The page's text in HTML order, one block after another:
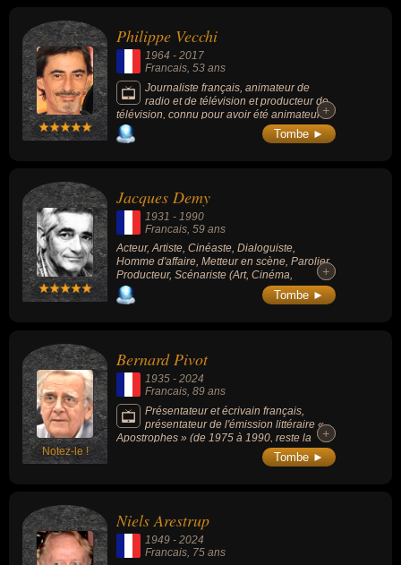
Philippe Vecchi
1964 - 2017
Francais, 53 ans
Journaliste français, animateur de
radio et de télévision et producteur de
télévision, connu pour avoir été animateur
sur Canal+ en animant l'émission culte
«Nulle part ailleurs» pendant 3 ans. Il avait
Devoise. Il présentera d'ailleurs la der de
cette émission culte avec Isabelle Giordano
en 2001. Spécialisé dans le cinéma, il a
également travaillé pour Libération, Les
Inrocks, Le Nouvel Obs, France Inter, Radio
Nova ou encore Europe 1.
+
+
Tombe ►
Jacques Demy
1931 - 1990
Francais, 59 ans
Acteur, Artiste, Cinéaste, Dialoguiste,
Homme d'affaire, Metteur en scène, Parolier,
Producteur, Scénariste (Art, Cinéma,
Télévision).
+
+
Tombe ►
Notez-le !
Bernard Pivot
1935 - 2024
Francais, 89 ans
Présentateur et écrivain français,
présentateur de l'émission littéraire «
Apostrophes » (de 1975 à 1990, reste la
référence en matière de culture à la
télévision) et l'émission « Bouillon de culture
populaire.
+
+
Tombe ►
Niels Arestrup
1949 - 2024
Francais, 75 ans